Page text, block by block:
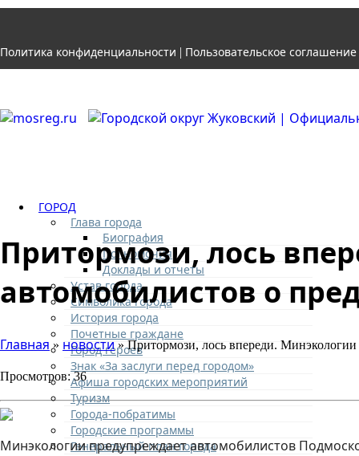
Политика конфиденциальности | Пользовательское соглашение
ГОРОД
Глава города
Биография
Полномочия
Доклады и отчеты
Устав города
Символика города
История города
Почетные граждане
Город героев
Знак «За заслуги перед городом»
Афиша городских мероприятий
Туризм
Города-побратимы
Городские программы
Генеральный план города
Притормози, лось
автомобилистов о
Главная » новости» Притормози, лось впереди. Минэкологии
Просмотров: 36
Минэкологии предупреждает автомобилистов